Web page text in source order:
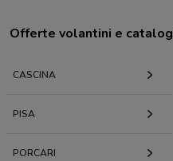
Offerte volantini e
CASCINA
PISA
PORCARI